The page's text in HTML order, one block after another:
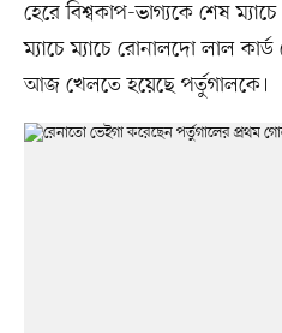
হেরে বিশ্বকাপ-ভাগ্যকে শেষ
ম্যাচে ম্যাচে রোনালদো লাল
আজ খেলতে হয়েছে পর্তুগালকে।